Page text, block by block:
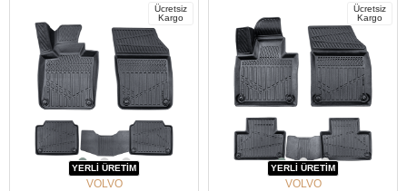
YERLİ ÜRETİM
Ücretsiz
Kargo
VOLVO
YERLİ ÜRETİM
Ücretsiz
Kargo
VOLVO